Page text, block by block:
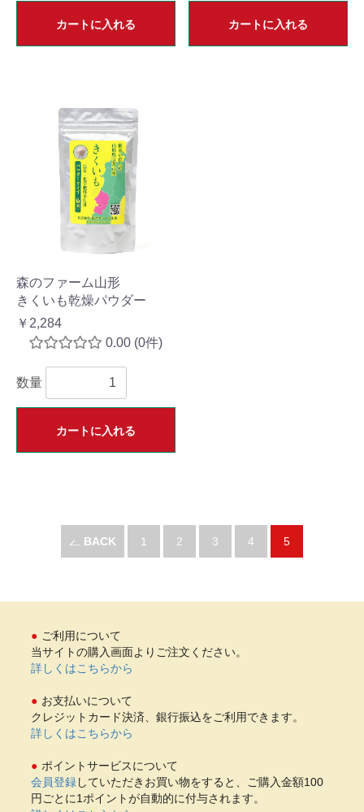
カートに入れる カートに入れる
森のファーム山形
きくいも乾燥パウダー
￥2,284
0.00 (0件)
数量
カートに入れる
BACK 1 2 3 4 5
ご利用について
当サイトの購入画面よりご注文ください。
詳しくはこちらから
お支払いについて
クレジットカード決済、銀行振込をご利用できます。
詳しくはこちらから
ポイントサービスについて
会員登録していただきお買い物をすると、ご購入金額100
円ごとに1ポイントが自動的に付与されます。